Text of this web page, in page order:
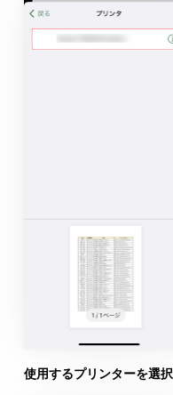
使用するプリンターを選択